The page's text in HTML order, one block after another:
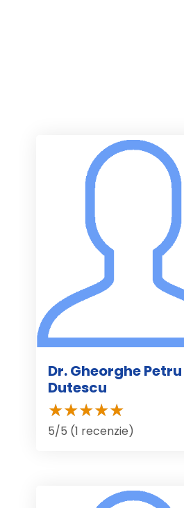
Dr. Gheorghe Petru
Dutescu
5/5 (1 recenzie)